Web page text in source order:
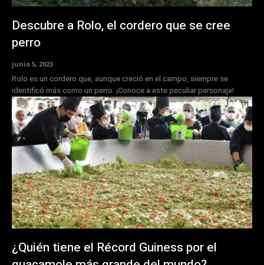
Descubre a Rolo, el cordero que se cree
perro
junio 5, 2023
Rolo es un cordero que, aunque creció en el campo, siempre se
identificó más como un perro. ¡Conoce a este peculiar personaje!
¿Quién tiene el Récord Guiness por el